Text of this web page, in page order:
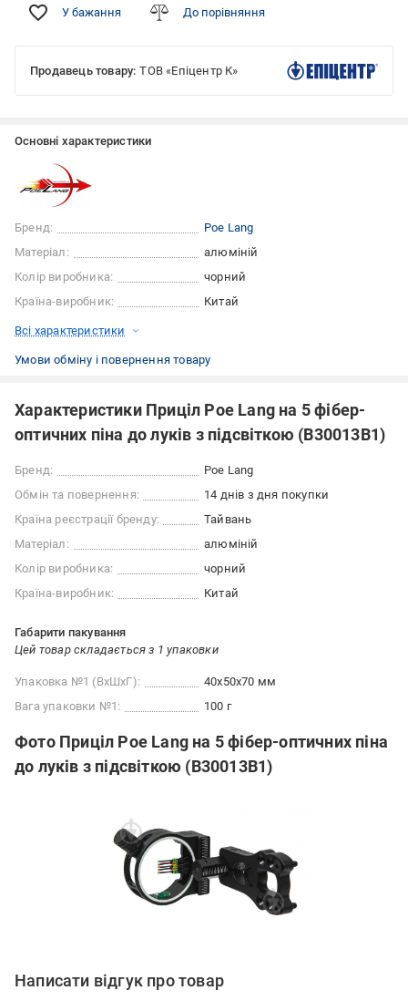
У бажання До порівняння
Продавець товару: ТОВ «Епіцентр К»
Основні характеристики
Бренд:
Poe Lang
Матеріал:
алюміній
Колір виробника:
чорний
Країна-виробник:
Китай
Всі характеристики
Умови обміну і повернення товару
Характеристики Приціл Poe Lang на 5 фібер-
оптичних піна до луків з підсвіткою (B30013B1)
Бренд:
Poe Lang
Обмін та повернення:
14 днів з дня покупки
Країна реєстрації бренду:
Тайвань
Матеріал:
алюміній
Колір виробника:
чорний
Країна-виробник:
Китай
Габарити пакування
Цей товар складається з 1 упаковки
Упаковка №1 (ВхШхГ):
40x50x70 мм
Вага упаковки №1:
100 г
Фото Приціл Poe Lang на 5 фібер-оптичних піна
до луків з підсвіткою (B30013B1)
Написати відгук про товар